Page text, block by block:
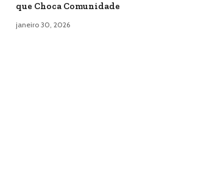
que Choca Comunidade
janeiro 30, 2026